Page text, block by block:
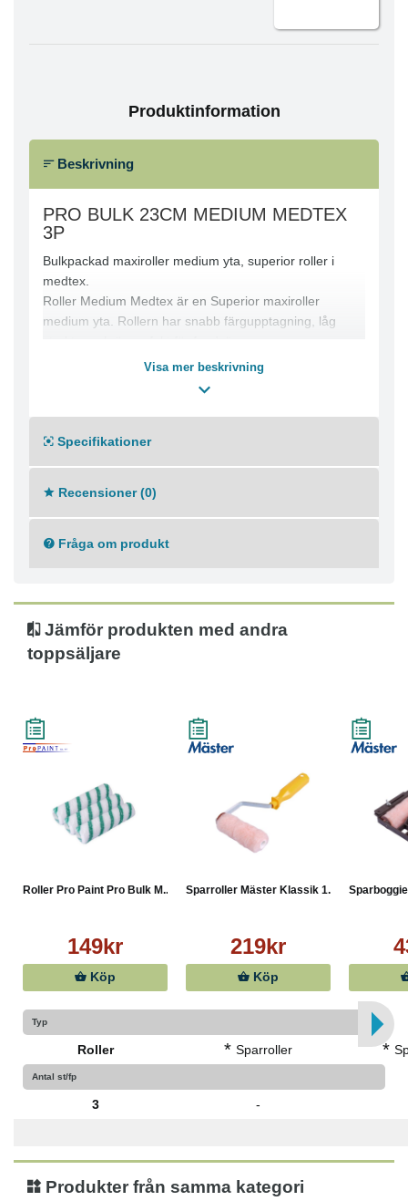
Produktinformation
Beskrivning
PRO BULK 23CM MEDIUM MEDTEX
3P
Bulkpackad maxiroller medium yta, superior roller i
medtex.
Roller Medium Medtex är en Superior maxiroller
medium yta. Rollern har snabb färgupptagning, låg
Mäster Superior for better results.
Visa mer beskrivning
Specifikationer
Recensioner (0)
Fråga om produkt
Jämför produkten med andra
toppsäljare
Roller Pro Paint Pro Bulk M...
149kr
Köp
Sparroller Mäster Klassik 1...
219kr
Köp
Typ
Roller * Sparroller *
Antal st/fp
3 -
Produkter från samma kategori